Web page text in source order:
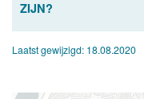
ZIJN?
Laatst gewijzigd: 18.08.2020